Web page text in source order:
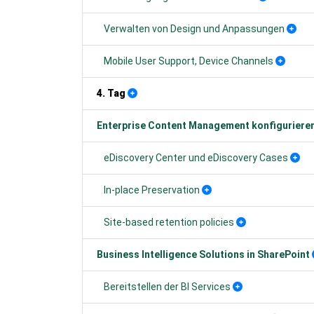
Verwalten von Design und Anpassungen
Mobile User Support, Device Channels
4. Tag
Enterprise Content Management
eDiscovery Center und eDiscovery Cases
In-place Preservation
Site-based retention policies
Business Intelligence Solutions in SharePoint
Bereitstellen der BI Services